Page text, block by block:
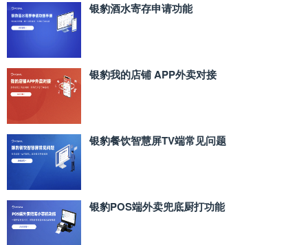
银豹酒水寄存申请功能
银豹我的店铺 APP外卖对接
银豹餐饮智慧屏TV端常见问题
银豹POS端外卖兜底厨打功能